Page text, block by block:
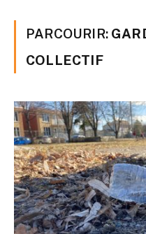
PARCOURIR:
COLLECTIF